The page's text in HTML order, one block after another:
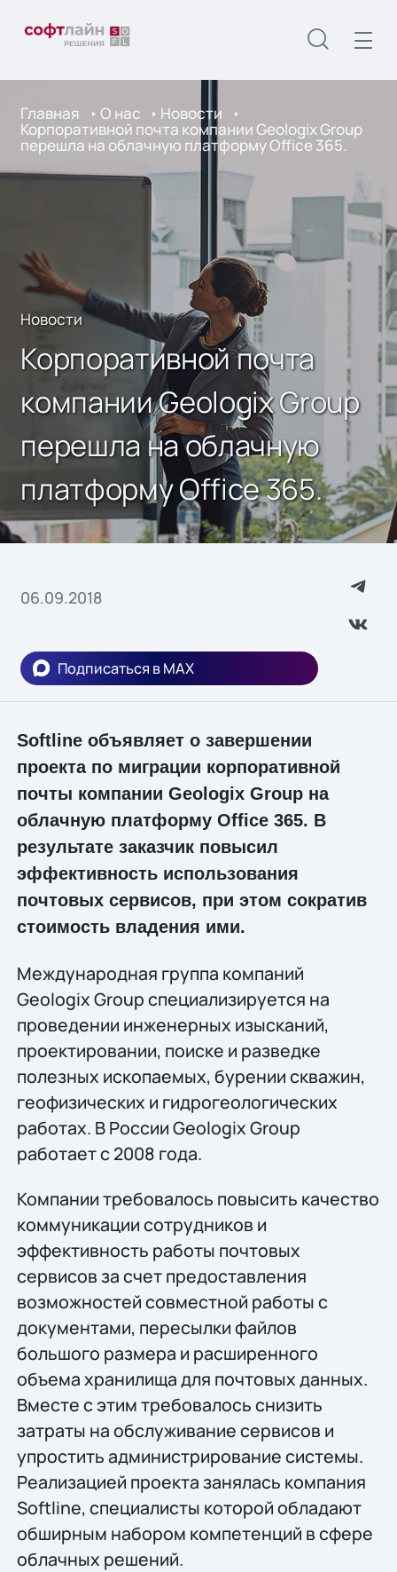
Главная О нас Новости
Корпоративной почта компании Geologix Group
перешла на облачную платформу Office 365.
Новости
Корпоративной почта
компании Geologix Group
перешла на облачную
платформу Office 365.
06.09.2018
Подписаться в MAX
Softline объявляет о завершении
проекта по миграции корпоративной
почты компании Geologix Group на
облачную платформу Office 365. В
результате заказчик повысил
эффективность использования
почтовых сервисов, при этом сократив
стоимость владения ими.
Международная группа компаний
Geologix Group специализируется на
проведении инженерных изысканий,
проектировании, поиске и разведке
полезных ископаемых, бурении скважин,
геофизических и гидрогеологических
работах. В России Geologix Group
работает с 2008 года.
Компании требовалось повысить качество
коммуникации сотрудников и
эффективность работы почтовых
сервисов за счет предоставления
возможностей совместной работы с
документами, пересылки файлов
большого размера и расширенного
объема хранилища для почтовых данных.
Вместе с этим требовалось снизить
затраты на обслуживание сервисов и
упростить администрирование системы.
Реализацией проекта занялась компания
Softline, специалисты которой обладают
обширным набором компетенций в сфере
облачных решений.